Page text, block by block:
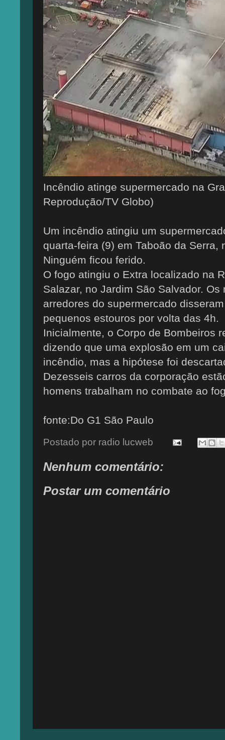
Incêndio atinge supermercado na
Reprodução/TV Globo)
Um incêndio atingiu um
quarta-feira (9) em Taboão da Serra,
Ninguém ficou ferido.
O fogo atingiu o Extra localizado na
Salazar, no Jardim São Salvador.
arredores do supermercado
pequenos estouros por volta das 4h.
Inicialmente, o Corpo de Bombeiros
dizendo que uma explosão em um
incêndio, mas a hipótese foi
Dezesseis carros da corporação
homens trabalham no combate ao
fonte:Do G1 São Paulo
Postado por radio lucweb
Nenhum comentário:
Postar um comentário